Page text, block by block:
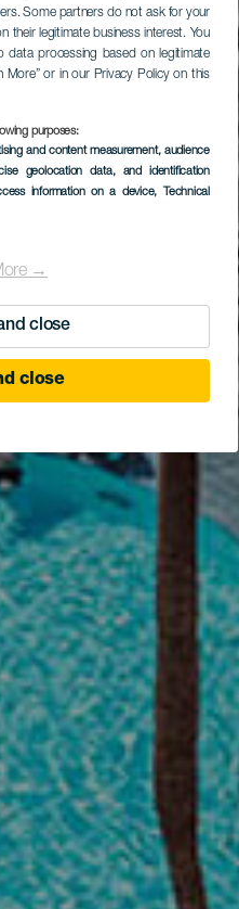
Some partners do not ask for your
their legitimate business interest. You
processing based on legitimate
More” or in our Privacy Policy on this
purposes:
and content measurement, audience
geolocation data, and identification
information on a device, Technical
→
close
close
Suite